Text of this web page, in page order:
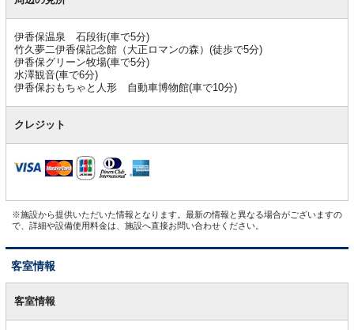
伊香保温泉 石段街(車で5分)
竹久夢二伊香保記念館（大正ロマンの森）(徒歩で5分)
伊香保グリーン牧場(車で5分)
水澤観音(車で6分)
伊香保おもちゃと人形 自動車博物館(車で10分)
クレジット
※施設から提供いただいた情報となります。最新の情報と異なる場合がございますの
で、詳細や設備使用料金は、施設へ直接お問い合わせください。
客室情報
室客室情報